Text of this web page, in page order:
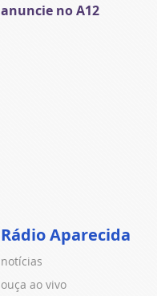
anuncie no A12
Rádio Aparecida
notícias
ouça ao vivo